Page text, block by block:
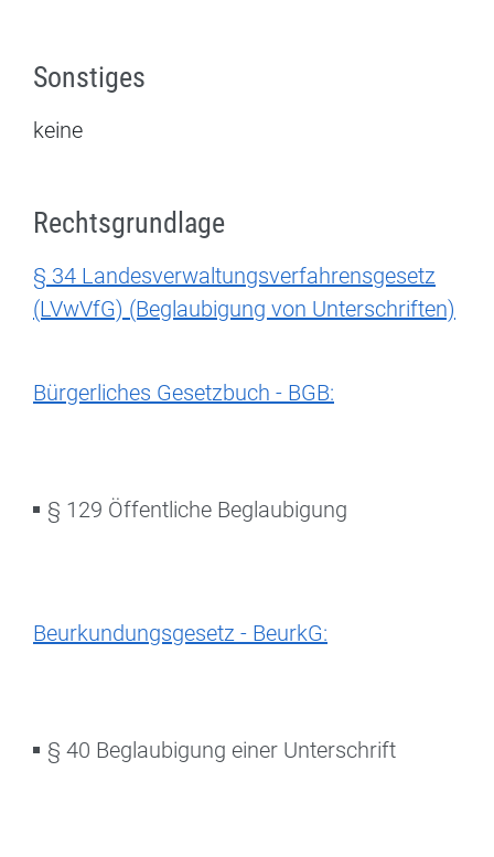
Sonstiges
keine
Rechtsgrundlage
§ 34 Landesverwaltungsverfahrensgesetz
(LVwVfG) (Beglaubigung von Unterschriften)
Bürgerliches Gesetzbuch - BGB:
§ 129 Öffentliche Beglaubigung
Beurkundungsgesetz - BeurkG:
§ 40 Beglaubigung einer Unterschrift